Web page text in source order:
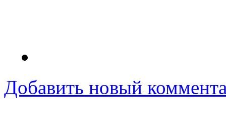
Добавить новый